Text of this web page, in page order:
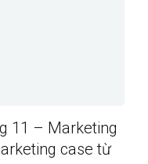
11 – Marketing
case từ